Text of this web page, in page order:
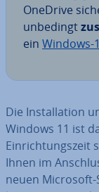
OneDrive
unbedingt
ein Windows-
Die In­stal­la­ti­on
Windows 11 ist
Ein­rich­tungs­zeit
Ihnen im
neuen